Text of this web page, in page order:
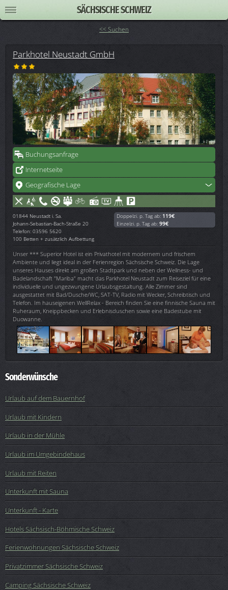
SÄCHSISCHE SCHWEIZ
<< Suchen
Parkhotel Neustadt GmbH
Buchungsanfrage
Internetseite
Geografische Lage
01844 Neustadt i. Sa.
Johann-Sebastian-Bach-Straße 20
Telefon: 03596 5620
100 Betten + zusätzlich Aufbettung
Doppelzi. p. Tag ab: 119€
Einzelzi. p. Tag ab: 99€
Unser *** Superior Hotel ist ein Privathotel mit modernem und frischem
Ambiente und liegt ideal in der Ferienregion Sächsische Schweiz. Die Lage
unseres Hauses direkt am großen Stadtpark und neben der Wellness- und
Badelandschaft "Mariba" macht das Parkhotel Neustadt zum Reiseziel für eine
individuelle und ungezwungene Urlaubsgestaltung. Alle Zimmer sind
ausgestattet mit Bad/Dusche/WC, SAT-TV, Radio mit Wecker, Schreibtisch und
Telefon. Im hauseigenen WellRelax - Bereich finden Sie eine finnische Sauna mit
Ruheraum, Kneippbecken und Erlebnisduschen sowie eine Badestube mit
Duowanne.
Sonderwünsche
Urlaub auf dem Bauernhof
Urlaub mit Kindern
Urlaub in der Mühle
Urlaub im Umgebindehaus
Urlaub mit Reiten
Unterkunft mit Sauna
Unterkunft - Karte
Hotels Sächsisch-Böhmische Schweiz
Ferienwohnungen Sächsische Schweiz
Privatzimmer Sächsische Schweiz
Camping Sächsische Schweiz